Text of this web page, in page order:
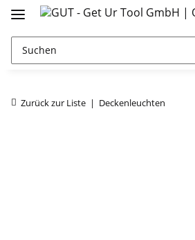
Zurück zur Liste Deckenleuchten